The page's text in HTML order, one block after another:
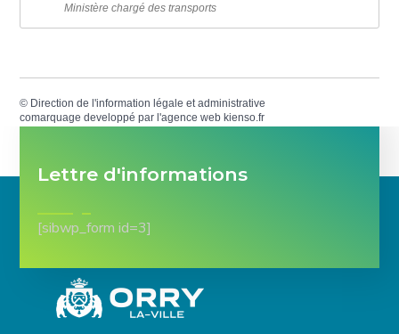
Ministère chargé des transports
© Direction de l'information légale et administrative
comarquage developpé par l'agence web kienso.fr
Lettre d'informations
[sibwp_form id=3]